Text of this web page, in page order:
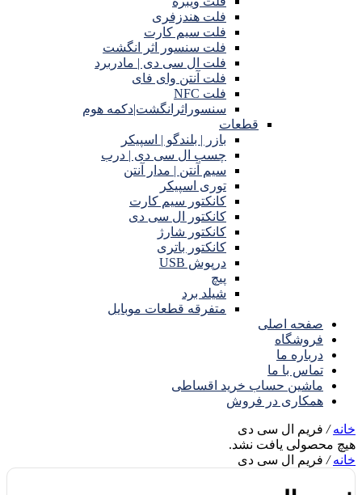
فلت هندزفری
فلت سیم کارت
فلت سنسور اثر انگشت
فلت ال سی دی | مادربرد
فلت آنتن وای فای
فلت NFC
سنسوراثرانگشت|دکمه هوم
قطعات
بازر | بلندگو | اسپیکر
چسب ال سی دی | درب
سیم آنتن | مدار آنتن
توری اسپیکر
کانکتور سیم کارت
کانکتور ال سی دی
کانکتور شارژ
کانکتور باتری
درپوش USB
پیچ
شیلد برد
متفرقه قطعات موبایل
صفحه اصلی
فروشگاه
درباره ما
تماس با ما
ماشین حساب خرید اقساطی
همکاری در فروش
خانه/ فریم ال سی دی
هیچ محصولی یافت نشد.
خانه/ فریم ال سی دی